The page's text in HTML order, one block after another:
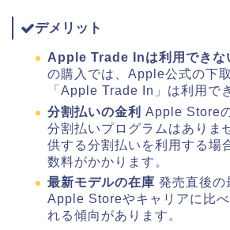
デメリット
Apple Trade Inは利用できな
の購入では、Apple公式の下
「Apple Trade In」は利用で
分割払いの金利 Apple Store
分割払いプログラムはありま
供する分割払いを利用する場
数料がかかります。
最新モデルの在庫 発売直後の
Apple Storeやキャリアに比
れる傾向があります。